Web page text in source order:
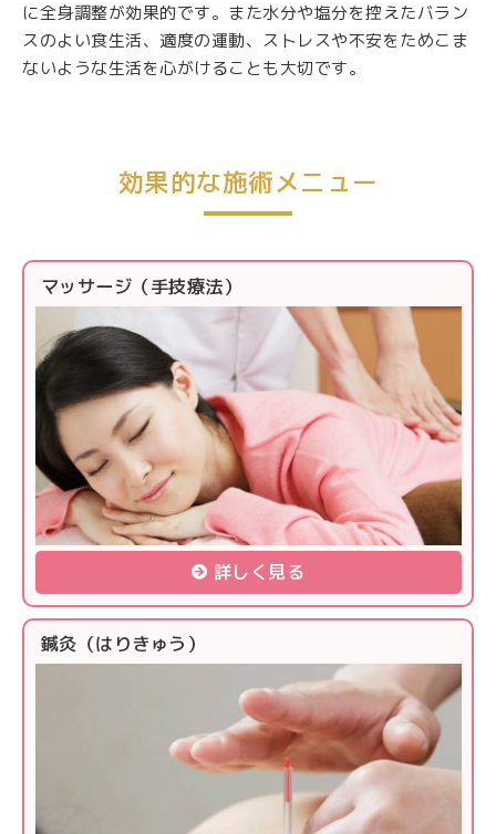
に全身調整が効果的です。また水分や塩分を控えたバラン
スのよい食生活、適度の運動、ストレスや不安をためこま
ないような生活を心がけることも大切です。
効果的な施術メニュー
マッサージ（手技療法）
詳しく見る
鍼灸（はりきゅう）